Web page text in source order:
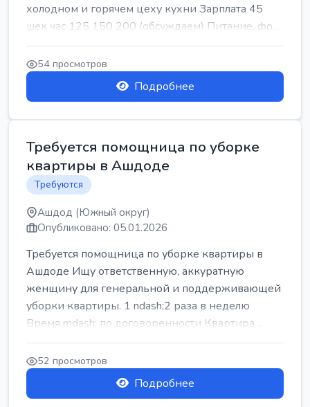
холодном и горячем цеху кухни Зарплата 45
шек час 125 150 200 (обсуждаем) Питание, фо...
54 просмотров
Подробнее
Требуется помощница по уборке
квартиры в Ашдоде
Требуются
Ашдод (Южный округ)
Опубликовано: 05.01.2026
Требуется помощница по уборке квартиры в
Ашдоде Ищу ответственную, аккуратную
женщину для генеральной и поддерживающей
уборки квартиры. 1 ndash;2 раза в неделю
Время mdash; по договоренности Квартира ...
52 просмотров
Подробнее